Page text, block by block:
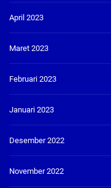
April 2023
Maret 2023
Februari 2023
Januari 2023
Desember 2022
November 2022